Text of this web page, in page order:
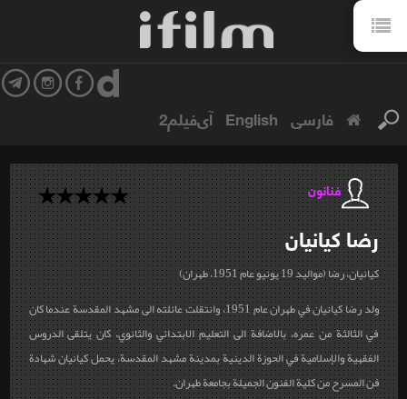
فارسی English آی‌فیلم2
فنانون
رضاكيانيان
كيانيان، رضا (مواليد 19 يونيو عام 1951، طهران)
ولد رضا كيانيان في طهران عام 1951، وانتقلت عائلته الى مشهد المقدسة عندما كان
في الثالثة من عمره، بالاضافة الى التعليم الابتدائي والثانوي، كان يتلقى الدروس
الفقهية والإسلامية في الحوزة الدينية بمدينة مشهد المقدسة، يحمل كيانيان شهادة
فن المسرح من كلية الفنون الجميلة بجامعة طهران.